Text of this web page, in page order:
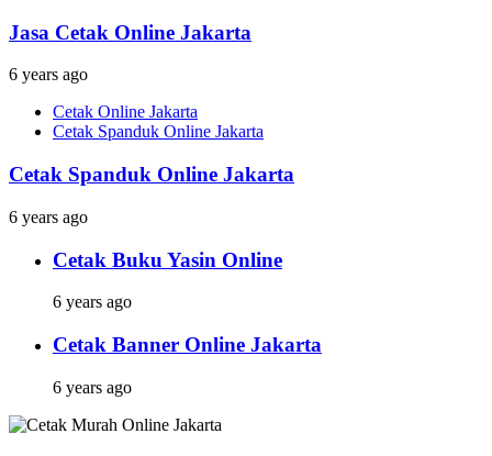
Jasa Cetak Online Jakarta
6 years ago
Cetak Online Jakarta
Cetak Spanduk Online Jakarta
Cetak Spanduk Online Jakarta
6 years ago
Cetak Buku Yasin Online
6 years ago
Cetak Banner Online Jakarta
6 years ago